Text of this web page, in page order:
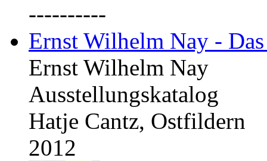
----------
Ernst Wilhelm Nay -
Ernst Wilhelm Nay
Ausstellungskatalog
Hatje Cantz, Ostfildern
2012